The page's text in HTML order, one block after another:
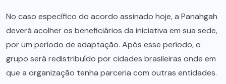
No caso específico do acordo assinado hoje, a Panahgah
deverá acolher os beneficiários da iniciativa em sua sede,
por um período de adaptação. Após esse período, o
grupo será redistribuído por cidades brasileiras onde em
que a organização tenha parceria com outras entidades.